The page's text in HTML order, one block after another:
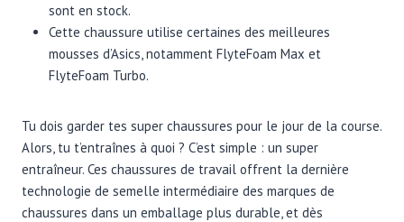
sont en stock.
Cette chaussure utilise certaines des meilleures
mousses d’Asics, notamment FlyteFoam Max et
FlyteFoam Turbo.
Tu dois garder tes super chaussures pour le jour de la course.
Alors, tu t’entraînes à quoi ? C’est simple : un super
entraîneur. Ces chaussures de travail offrent la dernière
technologie de semelle intermédiaire des marques de
chaussures dans un emballage plus durable, et dès